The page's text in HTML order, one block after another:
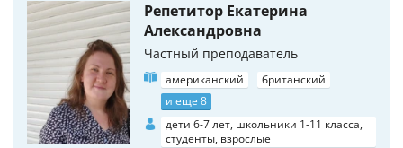
Репетитор Екатерина
Александровна
Частный преподаватель
американский
британский
и еще 8
дети 6-7 лет, школьники 1-11 класса,
студенты, взрослые